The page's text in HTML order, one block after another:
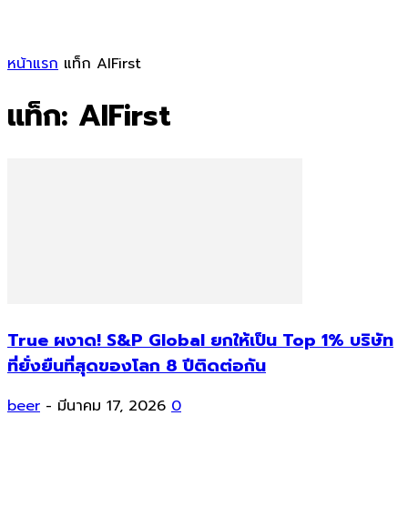
หน้าแรก แท็ก AIFirst
แท็ก: AIFirst
True ผงาด! S&P Global ยกให้เป็น Top 1% บริษัท
ที่ยั่งยืนที่สุดของโลก 8 ปีติดต่อกัน
beer - มีนาคม 17, 2026 0